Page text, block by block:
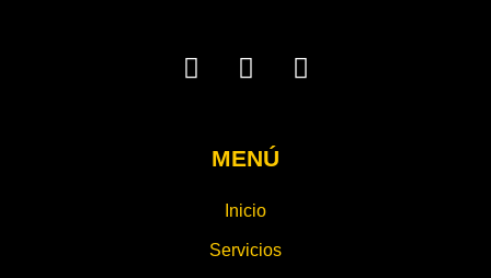
MENÚ
Inicio
Servicios